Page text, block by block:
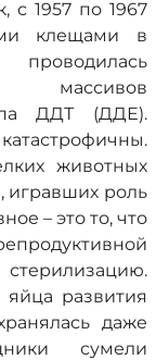
с 1957 по 1967
клещами в
массивов
ДДТ (ДДЕ).
животных
игравших роль
– это то, что
развития
даже
сумели